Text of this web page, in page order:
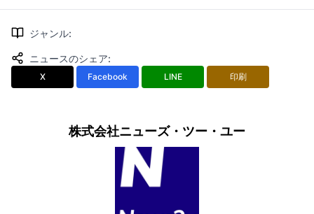
ジャンル:
ニュースのシェア:
X Facebook LINE 印刷
株式会社ニューズ・ツー・ユー